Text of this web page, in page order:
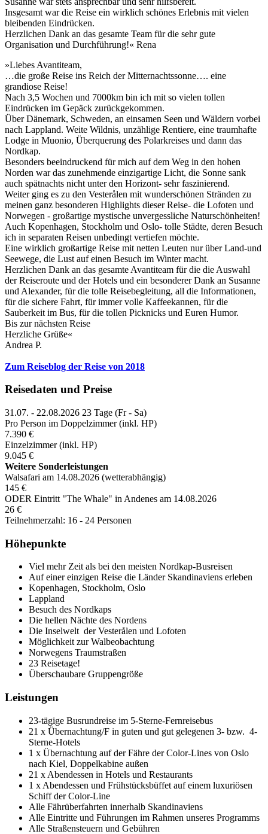
Insgesamt war die Reise ein wirklich schönes Erlebnis mit vielen
bleibenden Eindrücken.
Herzlichen Dank an das gesamte Team für die sehr gute
Organisation und Durchführung!« Rena
»Liebes Avantiteam,
…die große Reise ins Reich der Mitternachtssonne…. eine
grandiose Reise!
Nach 3,5 Wochen und 7000km bin ich mit so vielen tollen
Eindrücken im Gepäck zurückgekommen.
Über Dänemark, Schweden, an einsamen Seen und Wäldern vorbei
nach Lappland. Weite Wildnis, unzählige Rentiere, eine traumhafte
Lodge in Muonio, Überquerung des Polarkreises und dann das
Nordkap.
Besonders beeindruckend für mich auf dem Weg in den hohen
Norden war das zunehmende einzigartige Licht, die Sonne sank
auch spätnachts nicht unter den Horizont- sehr faszinierend.
Weiter ging es zu den Vesterålen mit wunderschönen Stränden zu
meinen ganz besonderen Highlights dieser Reise- die Lofoten und
Norwegen - großartige mystische unvergessliche Naturschönheiten!
Auch Kopenhagen, Stockholm und Oslo- tolle Städte, deren Besuch
ich in separaten Reisen unbedingt vertiefen möchte.
Eine wirklich großartige Reise mit netten Leuten nur über Land-und
Seewege, die Lust auf einen Besuch im Winter macht.
Herzlichen Dank an das gesamte Avantiteam für die die Auswahl
der Reiseroute und der Hotels und ein besonderer Dank an Susanne
und Alexander, für die tolle Reisebegleitung, all die Informationen,
für die sichere Fahrt, für immer volle Kaffeekannen, für die
Sauberkeit im Bus, für die tollen Picknicks und Euren Humor.
Bis zur nächsten Reise
Herzliche Grüße«
Andrea P.
Zum Reiseblog der Reise von 2018
Reisedaten und Preise
31.07. - 22.08.2026 23 Tage (Fr - Sa)
Pro Person im Doppelzimmer (inkl. HP)
7.390 €
Einzelzimmer (inkl. HP)
9.045 €
Weitere Sonderleistungen
Walsafari am 14.08.2026 (wetterabhängig)
145 €
ODER Eintritt "The Whale" in Andenes am 14.08.2026
26 €
Teilnehmerzahl: 16 - 24 Personen
Höhepunkte
Viel mehr Zeit als bei den meisten Nordkap-Busreisen
Auf einer einzigen Reise die Länder Skandinaviens erleben
Kopenhagen, Stockholm, Oslo
Lappland
Besuch des Nordkaps
Die hellen Nächte des Nordens
Die Inselwelt der Vesterålen und Lofoten
Möglichkeit zur Walbeobachtung
Norwegens Traumstraßen
23 Reisetage!
Überschaubare Gruppengröße
Leistungen
23-tägige Busrundreise im 5-Sterne-Fernreisebus
21 x Übernachtung/F in guten und gut gelegenen 3- bzw. 4-
Sterne-Hotels
1 x Übernachtung auf der Fähre der Color-Lines von Oslo
nach Kiel, Doppelkabine außen
21 x Abendessen in Hotels und Restaurants
1 x Abendessen und Frühstücksbüffet auf einem luxuriösen
Schiff der Color-Line
Alle Fährüberfahrten innerhalb Skandinaviens
Alle Eintritte und Führungen im Rahmen unseres Programms
Alle Straßensteuern und Gebühren